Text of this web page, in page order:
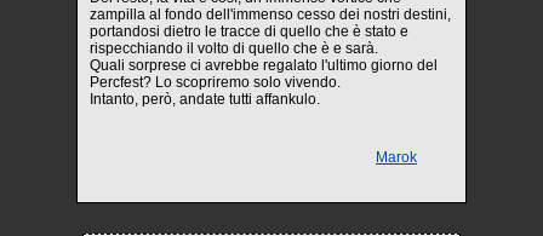
zampilla al fondo dell'immenso cesso dei nostri destini,
portandosi dietro le tracce di quello che è stato e
rispecchiando il volto di quello che è e sarà.
Quali sorprese ci avrebbe regalato l'ultimo giorno del
Percfest? Lo scopriremo solo vivendo.
Intanto, però, andate tutti affankulo.
Marok